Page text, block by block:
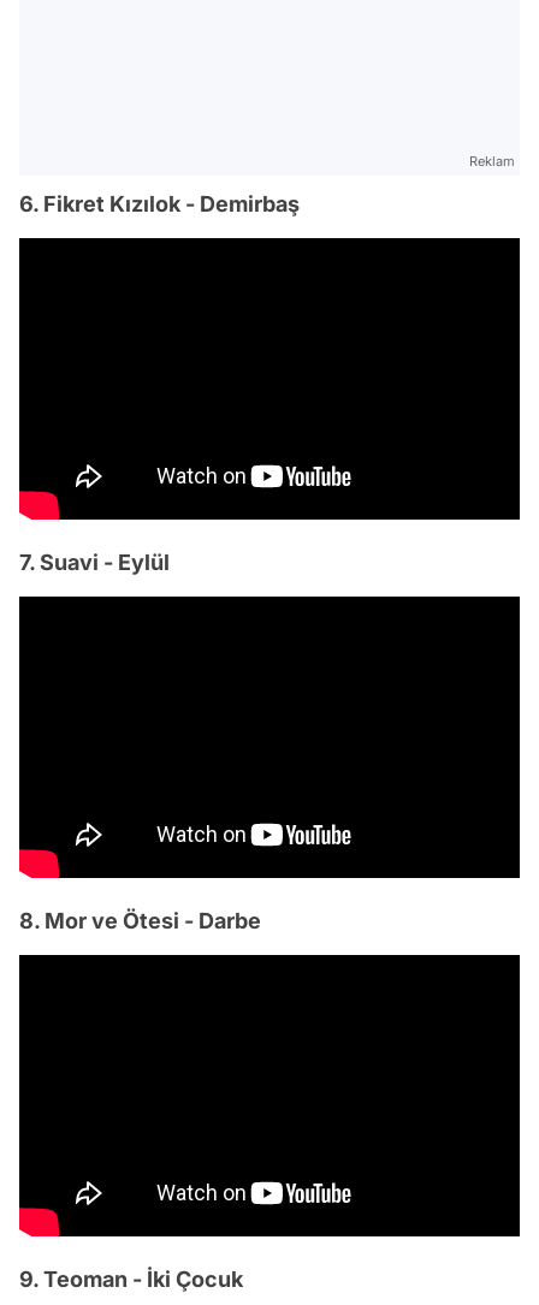
Reklam
6. Fikret Kızılok - Demirbaş
7. Suavi - Eylül
8. Mor ve Ötesi - Darbe
9. Teoman - İki Çocuk